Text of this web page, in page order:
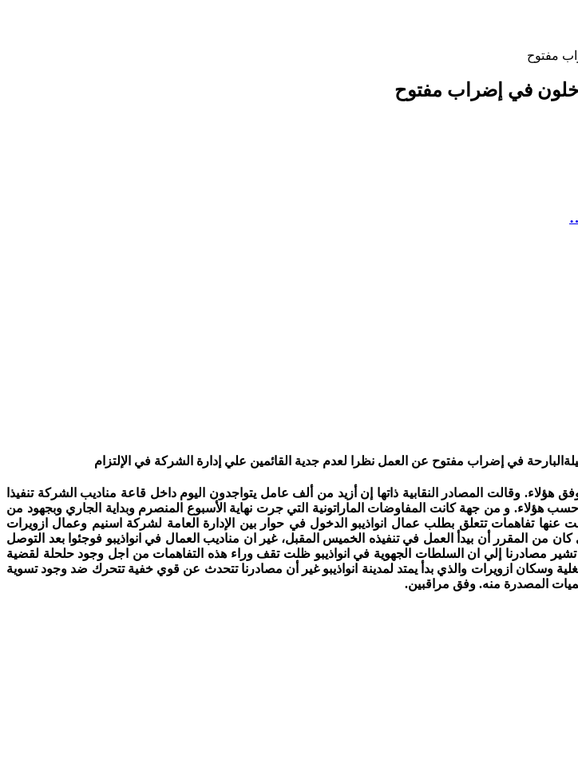
مفتوح
في إضراب مفتوح
البارحة في إضراب مفتوح عن العمل نظرا لعدم جدية القائمين علي إدارة الشركة في الإلتزام
هؤلاء. وقالت المصادر النقابية ذاتها إن أزيد من ألف عامل يتواجدون اليوم داخل قاعة مناديب الشركة تنفيذا
و من جهة كانت المفاوضات الماراتونية التي جرت نهاية الأسبوع المنصرم وبداية الجاري وبجهود من
تفاهمات تتعلق بطلب عمال انواذيبو الدخول في حوار بين الإدارة العامة لشركة اسنيم وعمال ازويرات
من المقرر أن بيدأ العمل في تنفيذه الخميس المقبل، غير ان مناديب العمال في انواذيبو فوجئوا بعد التوصل
مصادرنا إلي ان السلطات الجهوية في انواذيبو ظلت تقف وراء هذه التفاهمات من اجل وجود حلحلة لقضية
وسكان ازويرات والذي بدأ يمتد لمدينة انواذيبو غير أن مصادرنا تتحدث عن قوي خفية تتحرك ضد وجود تسوية
المصدرة منه. وفق مراقبين.